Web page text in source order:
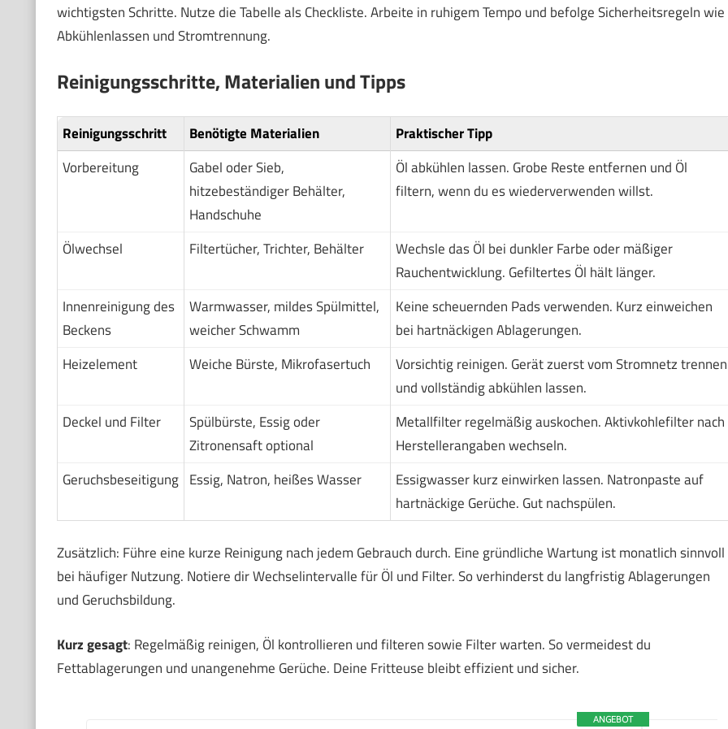
wichtigsten Schritte. Nutze die Tabelle als Checkliste. Arbeite in ruhigem Tempo und befolge Sicherheitsregeln wie
Abkühlenlassen und Stromtrennung.
Reinigungsschritte, Materialien und Tipps
Reinigungsschritt Benötigte Materialien
Praktischer Tipp
Vorbereitung
Gabel oder Sieb,
hitzebeständiger Behälter,
Handschuhe
Öl abkühlen lassen. Grobe Reste entfernen und Öl
filtern, wenn du es wiederverwenden willst.
Ölwechsel Filtertücher, Trichter, Behälter
Wechsle das Öl bei dunkler Farbe oder mäßiger
Rauchentwicklung. Gefiltertes Öl hält länger.
Innenreinigung des
Beckens
Warmwasser, mildes Spülmittel,
weicher Schwamm
Keine scheuernden Pads verwenden. Kurz einweichen
bei hartnäckigen Ablagerungen.
Heizelement
Weiche Bürste, Mikrofasertuch
Vorsichtig reinigen. Gerät zuerst vom Stromnetz trennen
und vollständig abkühlen lassen.
Deckel und Filter
Spülbürste, Essig oder
Zitronensaft optional
Metallfilter regelmäßig auskochen. Aktivkohlefilter nach
Herstellerangaben wechseln.
Geruchsbeseitigung Essig, Natron, heißes Wasser
Essigwasser kurz einwirken lassen. Natronpaste auf
hartnäckige Gerüche. Gut nachspülen.
Zusätzlich: Führe eine kurze Reinigung nach jedem Gebrauch durch. Eine gründliche Wartung ist monatlich sinnvoll
bei häufiger Nutzung. Notiere dir Wechselintervalle für Öl und Filter. So verhinderst du langfristig Ablagerungen
und Geruchsbildung.
Kurz gesagt: Regelmäßig reinigen, Öl kontrollieren und filteren sowie Filter warten. So vermeidest du
Fettablagerungen und unangenehme Gerüche. Deine Fritteuse bleibt effizient und sicher.
ANGEBOT